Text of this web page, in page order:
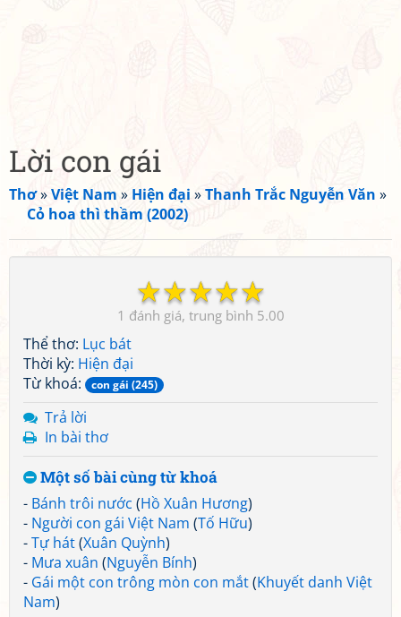
Lời con gái
Thơ»Việt Nam » Hiện đại »Thanh Trắc Nguyễn Văn »
Cỏ hoa thì thầm (2002)
☆
☆
☆
☆
☆
1 5.00
Thể thơ: Lục bát
Thời kỳ: Hiện đại
Từ khoá:
con gái (245)
Trả lời
In bài thơ
Một số bài cùng từ khoá
- Bánh trôi nước (Hồ Xuân Hương)
- Người con gái Việt Nam (Tố Hữu)
-Tự hát(Xuân Quỳnh)
- Mưa xuân (Nguyễn Bính)
- Gái một con trông mòn con mắt(Khuyết danh Việt
Nam)